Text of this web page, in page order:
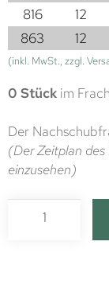
816
12
863
12
(inkl. MwSt., zzgl.
0 Stück im
Der
(Der Zeitplan
einzusehen)